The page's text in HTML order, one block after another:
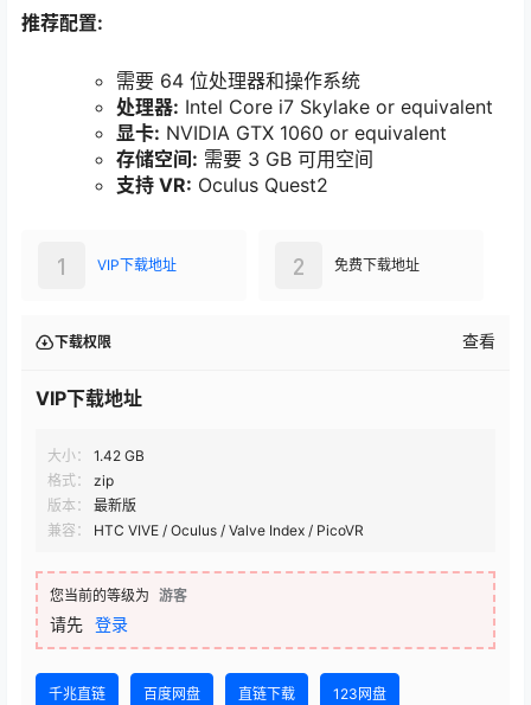
推荐配置:
需要 64 位处理器和操作系统
处理器: Intel Core i7 Skylake or equivalent
显卡: NVIDIA GTX 1060 or equivalent
存储空间: 需要 3 GB 可用空间
支持 VR: Oculus Quest2
VIP下载地址
1 免费下载地址
2
下载权限 查看
VIP下载地址
大小：
1.42 GB
格式：
zip
版本：
最新版
兼容：
HTC VIVE / Oculus / Valve Index / PicoVR
您当前的等级为 游客
请先 登录
千兆直链 百度网盘 直链下载 123网盘